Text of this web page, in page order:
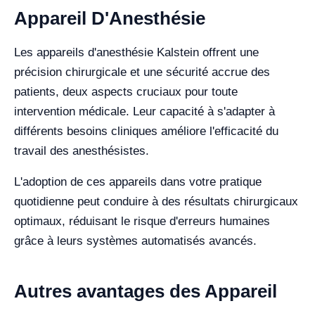
Appareil D'Anesthésie
Les appareils d'anesthésie Kalstein offrent une
précision chirurgicale et une sécurité accrue des
patients, deux aspects cruciaux pour toute
intervention médicale. Leur capacité à s'adapter à
différents besoins cliniques améliore l'efficacité du
travail des anesthésistes.
L'adoption de ces appareils dans votre pratique
quotidienne peut conduire à des résultats chirurgicaux
optimaux, réduisant le risque d'erreurs humaines
grâce à leurs systèmes automatisés avancés.
Autres avantages des Appareil